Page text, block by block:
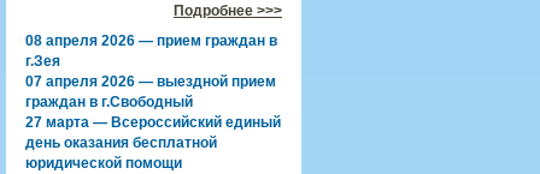
Подробнее >>>
08 апреля 2026 — прием граждан в
г.Зея
07 апреля 2026 — выездной прием
граждан в г.Свободный
27 марта — Всероссийский единый
день оказания бесплатной
юридической помощи